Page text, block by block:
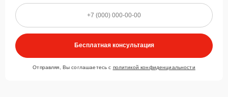
Бесплатная консультация
Отправляя, Вы соглашаетесь с политикой конфиденциальности